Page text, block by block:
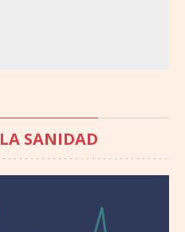
SANIDAD